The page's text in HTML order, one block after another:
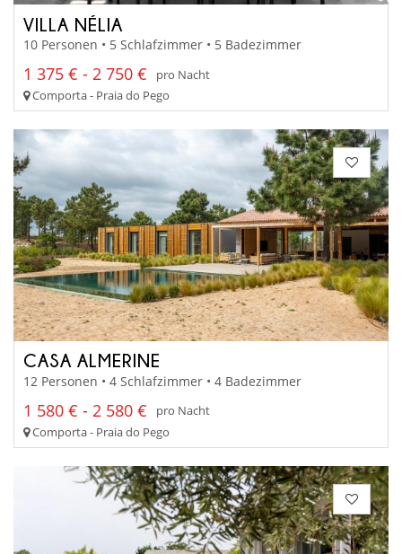
VILLA NÉLIA
10 Personen • 5 Schlafzimmer • 5 Badezimmer
1 375 € - 2 750 €
pro Nacht
Comporta - Praia do Pego
CASA ALMERINE
12 Personen • 4 Schlafzimmer • 4 Badezimmer
1 580 € - 2 580 €
pro Nacht
Comporta - Praia do Pego